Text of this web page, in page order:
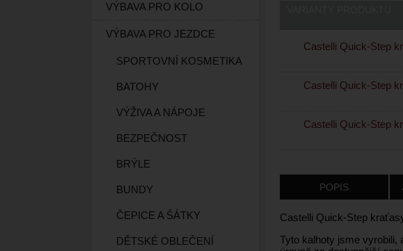
VÝBAVA PRO KOLO
VÝBAVA PRO JEZDCE
SPORTOVNÍ KOSMETIKA
BATOHY
VÝŽIVA A NÁPOJE
BEZPEČNOST
BRÝLE
BUNDY
ČEPICE A ŠÁTKY
DĚTSKÉ OBLEČENÍ
Castelli Quick-Step
Castelli Quick-Step
Castelli Quick-Step
POPIS
Castelli Quick-Step
Tyto kalhoty jsme vyrobili,